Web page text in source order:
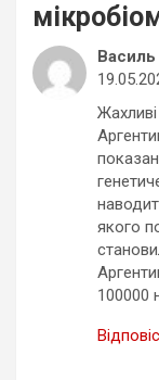
Василь
Жахливі
якого
100000